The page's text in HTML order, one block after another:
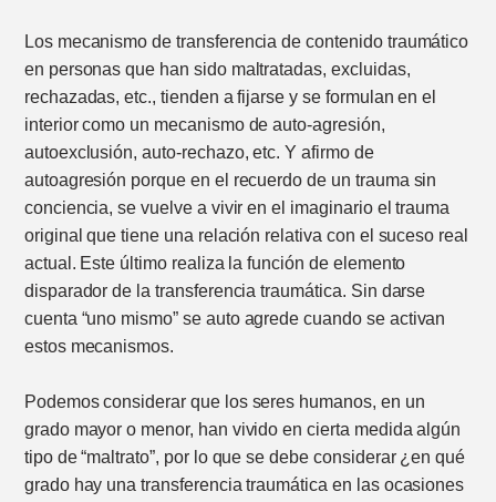
Los mecanismo de transferencia de contenido traumático
en personas que han sido maltratadas, excluidas,
rechazadas, etc., tienden a fijarse y se formulan en el
interior como un mecanismo de auto-agresión,
autoexclusión, auto-rechazo, etc. Y afirmo de
autoagresión porque en el recuerdo de un trauma sin
conciencia, se vuelve a vivir en el imaginario el trauma
original que tiene una relación relativa con el suceso real
actual. Este último realiza la función de elemento
disparador de la transferencia traumática. Sin darse
cuenta “uno mismo” se auto agrede cuando se activan
estos mecanismos.
Podemos considerar que los seres humanos, en un
grado mayor o menor, han vivido en cierta medida algún
tipo de “maltrato”, por lo que se debe considerar ¿en qué
grado hay una transferencia traumática en las ocasiones